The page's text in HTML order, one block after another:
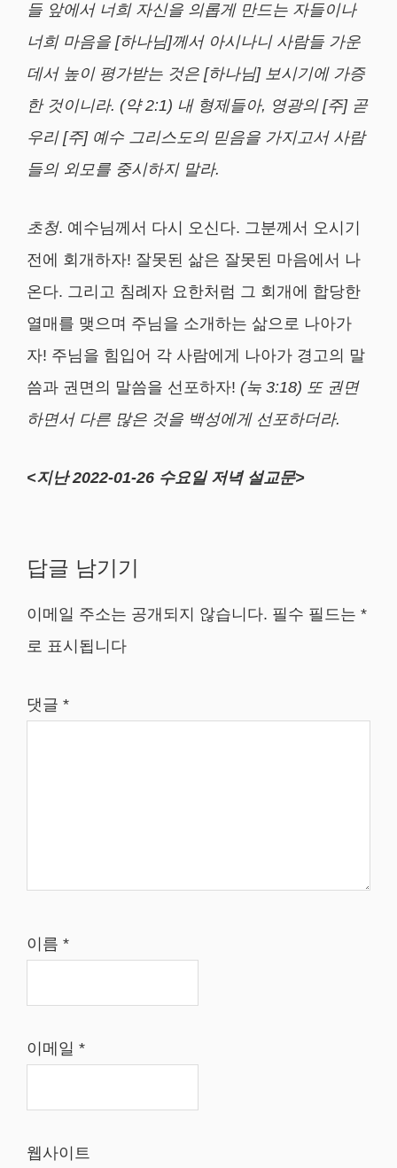
들 앞에서 너희 자신을 의롭게 만드는 자들이나
너희 마음을 [하나님]께서 아시나니 사람들 가운
데서 높이 평가받는 것은 [하나님] 보시기에 가증
한 것이니라. (약2:1) 내 형제들아, 영광의 [주] 곧
우리 [주] 예수 그리스도의 믿음을 가지고서 사람
들의 외모를 중시하지 말라.
초청. 예수님께서 다시 오신다. 그분께서 오시기
전에 회개하자! 잘못된 삶은 잘못된 마음에서 나
온다. 그리고 침례자 요한처럼 그 회개에 합당한
열매를 맺으며 주님을 소개하는 삶으로 나아가
자! 주님을 힘입어 각 사람에게 나아가 경고의 말
씀과 권면의 말씀을 선포하자! (눅 3:18) 또 권면
하면서 다른 많은 것을 백성에게 선포하더라.
<지난 2022-01-26 수요일 저녁 설교문>
Reader
답글 남기기
이메일 주소는 공개되지 않습니다. 필수 필드는 *
로 표시됩니다
댓글 *
이름 *
이메일 *
웹사이트